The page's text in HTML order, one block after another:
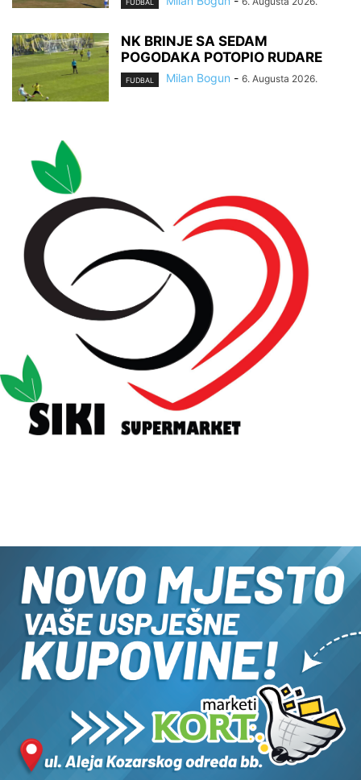
FUDBAL
NK BRINJE SA SEDAM
POGODAKA POTOPIO RUDARE
FUDBAL Milan Bogun - 6. Augusta 2026.